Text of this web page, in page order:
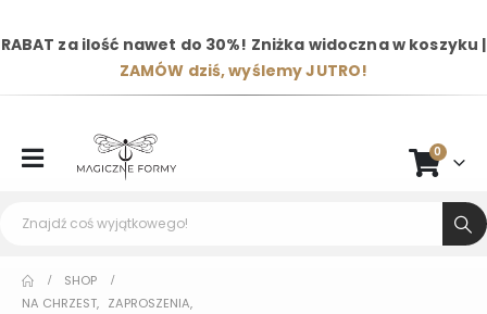
RABAT za ilość nawet do 30%! Zniżka widoczna w koszyku |
ZAMÓW dziś, wyślemy JUTRO!
0
SHOP
NA CHRZEST, ZAPROSZENIA,